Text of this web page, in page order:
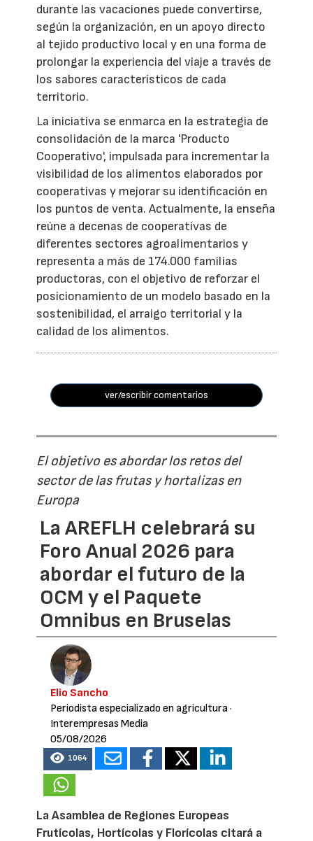
durante las vacaciones puede convertirse,
según la organización, en un apoyo directo
al tejido productivo local y en una forma de
prolongar la experiencia del viaje a través de
los sabores característicos de cada
territorio.
La iniciativa se enmarca en la estrategia de
consolidación de la marca 'Producto
Cooperativo', impulsada para incrementar la
visibilidad de los alimentos elaborados por
cooperativas y mejorar su identificación en
los puntos de venta. Actualmente, la enseña
reúne a decenas de cooperativas de
diferentes sectores agroalimentarios y
representa a más de 174.000 familias
productoras, con el objetivo de reforzar el
posicionamiento de un modelo basado en la
sostenibilidad, el arraigo territorial y la
calidad de los alimentos.
ver/escribir comentarios
El objetivo es abordar los retos del
sector de las frutas y hortalizas en
Europa
La AREFLH celebrará su
Foro Anual 2026 para
abordar el futuro de la
OCM y el Paquete
Omnibus en Bruselas
Elio Sancho
Periodista especializado en agricultura·
Interempresas Media
05/08/2026
1064
La Asamblea de Regiones Europeas
Frutícolas, Hortícolas y Florícolas citará a